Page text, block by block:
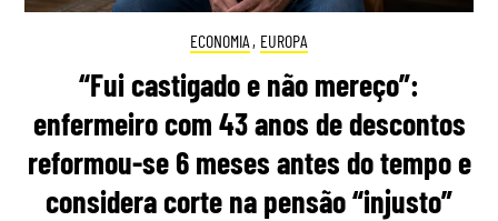
ECONOMIA , EUROPA
“Fui castigado e não mereço”:
enfermeiro com 43 anos de descontos
reformou-se 6 meses antes do tempo e
considera corte na pensão “injusto”